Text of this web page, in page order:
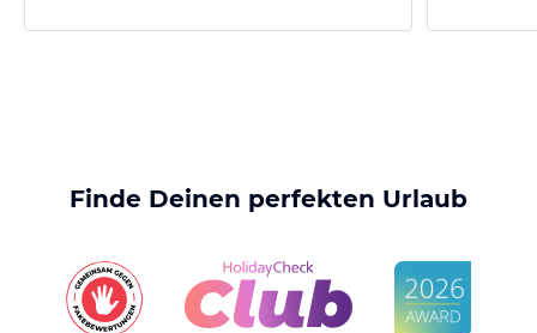
Finde Deinen perfekten Urlaub